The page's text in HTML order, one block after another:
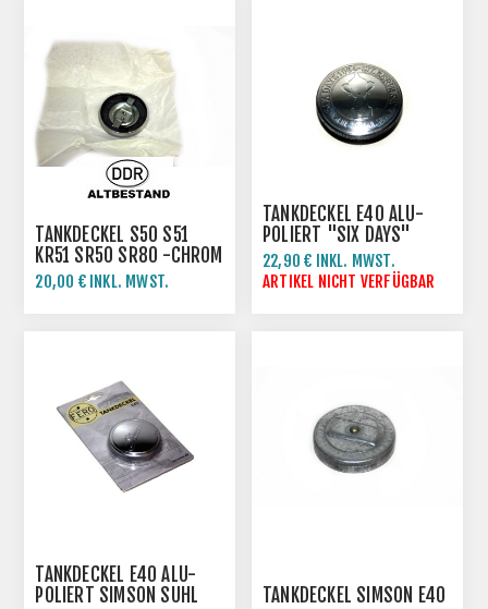
TANKDECKEL S50 S51
KR51 SR50 SR80 -CHROM
20,00 € INKL. MWST.
TANKDECKEL E40 ALU-
POLIERT "SIX DAYS"
SIMSON SUHL
22,90 € INKL. MWST.
ARTIKEL NICHT VERFÜGBAR
TANKDECKEL E40 ALU-
POLIERT SIMSON SUHL
TANKDECKEL SIMSON E40